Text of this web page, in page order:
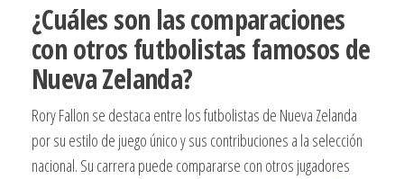
¿Cuáles son las comparaciones
con otros futbolistas famosos de
Nueva Zelanda?
Rory Fallon se destaca entre los futbolistas de Nueva Zelanda
por su estilo de juego único y sus contribuciones a la selección
nacional. Su carrera puede compararse con otros jugadores